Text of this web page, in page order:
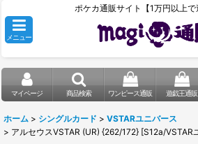
ポケカ通販サイト【1万円以上で
メニュー
マイページ 商品検索 ワンピース通販 遊戯王通販
ホーム > シングルカード > VSTARユニバース
> アルセウスVSTAR (UR) {262/172} [S12a/VSTAR